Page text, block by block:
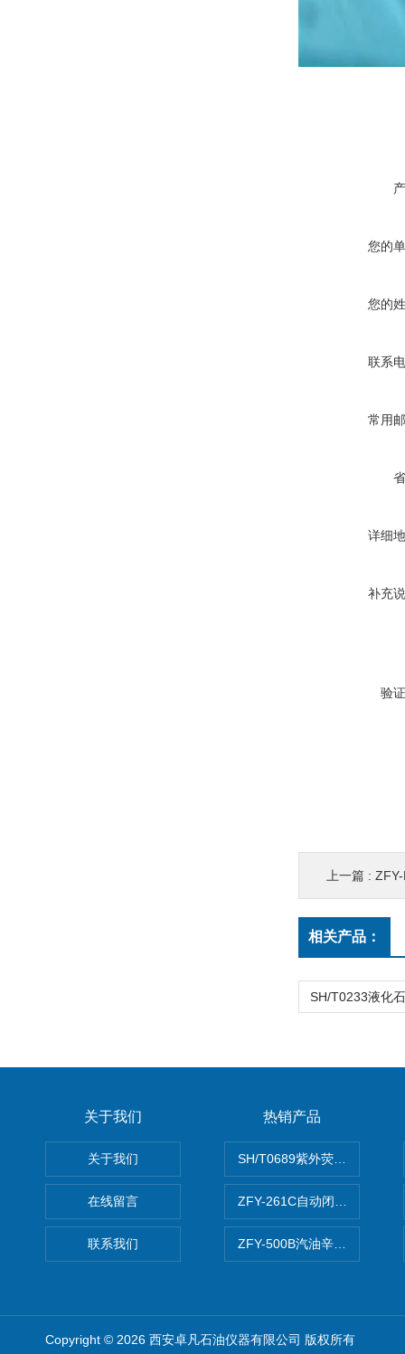
您的
您的
联系
常用
详细
补充
验
上一篇 :
相关产品：
关于我们
关于我们
在线留言
联系我们
热销产品
SH/T0689紫外荧光测硫仪
ZFY-261C自动闭口闪点测定
ZFY-500B汽油辛烷值测定仪
Copyright © 2026 西安卓凡石油仪器有限公司 版权所有